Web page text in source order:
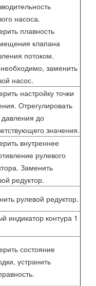
насоса.
плавность
клапана
потоком.
заменить
насос.
настройку точки
Отрегулировать
давления до
значения.
внутреннее
рулевого
Заменить
редуктор.
рулевой редуктор.
индикатор контура 1
состояние
устранить